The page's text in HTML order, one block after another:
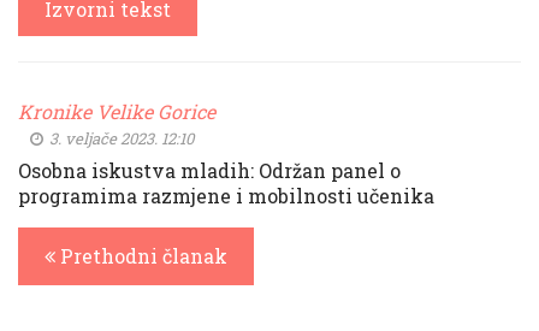
Izvorni tekst
Kronike Velike Gorice
3. veljače 2023. 12:10
Osobna iskustva mladih: Održan panel o
programima razmjene i mobilnosti učenika
Prethodni članak